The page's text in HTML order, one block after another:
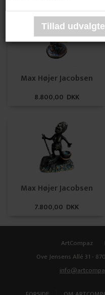
Max Højer Jacobsen
8.800,00 DKK
Max Højer Jacobsen
7.800,00 DKK
ArtCompaz
Ove Jensens Allé 31 -